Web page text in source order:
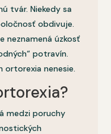
tvár. Niekedy sa
obdivuje.
neznamená úzkosť
potravín.
ortorexia nenesie.
medzi poruchy